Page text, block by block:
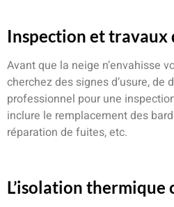
Inspection et travaux
Avant que la neige n’envahisse
cherchez des signes d’usure,
professionnel pour une
inclure le remplacement des
réparation de fuites, etc.
L’isolation